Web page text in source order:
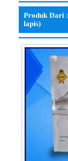
Produk Dari
lapis)